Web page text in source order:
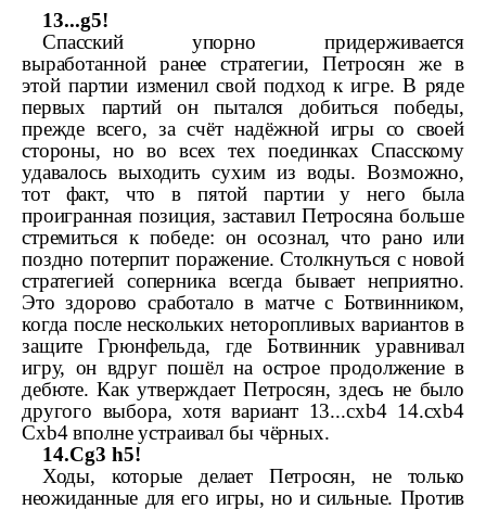
13...g5!
Спасский упорно придерживается
выработанной ранее стратегии, Петросян же в
этой партии изменил свой подход к игре. В ряде
первых партий он пытался добиться победы,
прежде всего, за счёт надёжной игры со своей
стороны, но во всех тех поединках Спасскому
удавалось выходить сухим из воды. Возможно,
тот факт, что в пятой партии у него была
проигранная позиция, заставил Петросяна больше
стремиться к победе: он осознал, что рано или
поздно потерпит поражение. Столкнуться с новой
стратегией соперника всегда бывает неприятно.
Это здорово сработало в матче с Ботвинником,
когда после нескольких неторопливых вариантов в
защите Грюнфельда, где Ботвинник уравнивал
игру, он вдруг пошёл на острое продолжение в
дебюте. Как утверждает Петросян, здесь не было
другого выбора, хотя вариант 13...cxb4 14.cxb4
Сxb4 вполне устраивал бы чёрных.
14.Сg3 h5!
Ходы, которые делает Петросян, не только
неожиданные для его игры, но и сильные. Против